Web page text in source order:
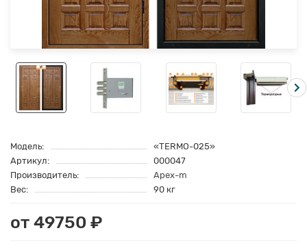
Модель:
«TERMO-025»
Артикул:
000047
Производитель:
Apex-m
Вес:
90 кг
от 49750 ₽